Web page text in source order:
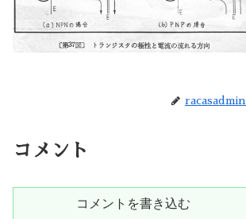
racasadmin
コメント
コメントを書き込む